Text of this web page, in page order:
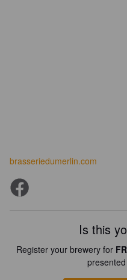
brasseriedumerlin.com
Is this
Register your brewery for